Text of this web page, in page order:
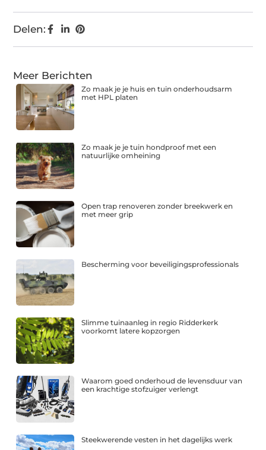
Delen:
Meer Berichten
Zo maak je je huis en tuin onderhoudsarm
met HPL platen
Zo maak je je tuin hondproof met een
natuurlijke omheining
Open trap renoveren zonder breekwerk en
met meer grip
Bescherming voor beveiligingsprofessionals
Slimme tuinaanleg in regio Ridderkerk
voorkomt latere kopzorgen
Waarom goed onderhoud de levensduur van
een krachtige stofzuiger verlengt
Steekwerende vesten in het dagelijks werk